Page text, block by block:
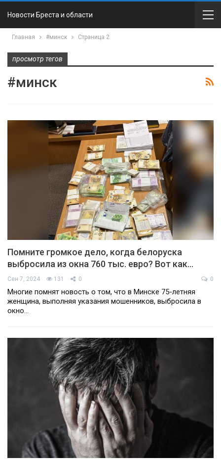
Новости Бреста и области
Главная #минск Страница 2
просмотр тегов
#минск
Помните громкое дело, когда белоруска
выбросила из окна 760 тыс. евро? Вот как…
Сен 7, 2024 131 0 0
Многие помнят новость о том, что в Минске 75-летняя
женщина, выполняя указания мошенников, выбросила в
окно…